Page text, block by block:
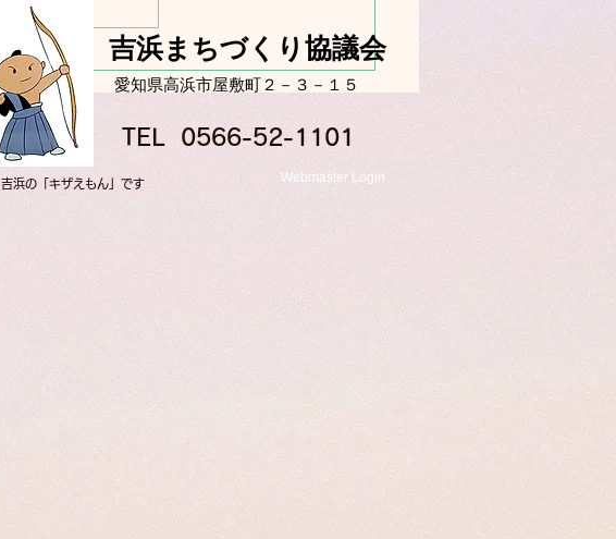
吉浜まちづくり協議会
​愛知県高浜市屋敷町２－３－１５
Webmaster Login
TEL 0566-52-1101
​吉浜の「キザえもん」です
流作グランドで本格花火